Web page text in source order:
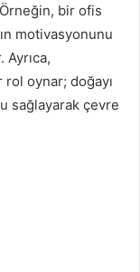
bir ofis
motivasyonunu
rol oynar; doğayı
sağlayarak çevre